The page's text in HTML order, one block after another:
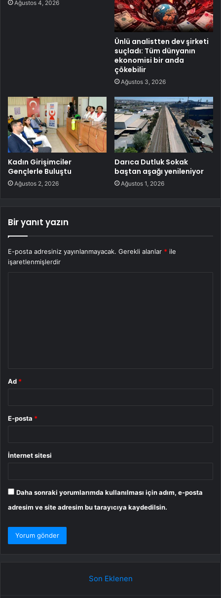
Ağustos 4, 2026
Ünlü analistten dev şirketi
suçladı: Tüm dünyanın
ekonomisi bir anda
çökebilir
Ağustos 3, 2026
Kadın Girişimciler
Gençlerle Buluştu
Ağustos 2, 2026
Darıca Dutluk Sokak
baştan aşağı yenileniyor
Ağustos 1, 2026
Bir yanıt yazın
E-posta adresiniz yayınlanmayacak. Gerekli alanlar * ile
işaretlenmişlerdir
Ad *
E-posta *
İnternet sitesi
Daha sonraki yorumlarımda kullanılması için adım, e-posta
adresim ve site adresim bu tarayıcıya kaydedilsin.
Son Eklenen